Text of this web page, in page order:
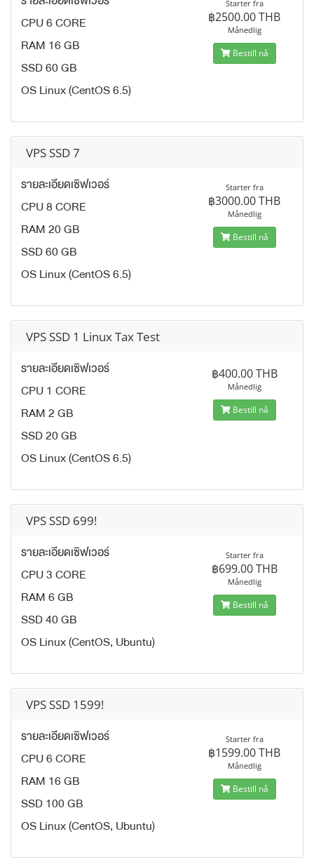
CPU 6 CORE
RAM 16 GB
SSD 60 GB
OS Linux (CentOS 6.5)
Starter fra
฿2500.00 THB
Månedlig
Bestill nå
VPS SSD 7
รายละเอียดเซิฟเวอร์
CPU 8 CORE
RAM 20 GB
SSD 60 GB
OS Linux (CentOS 6.5)
Starter fra
฿3000.00 THB
Månedlig
Bestill nå
VPS SSD 1 Linux Tax Test
รายละเอียดเซิฟเวอร์
CPU 1 CORE
RAM 2 GB
SSD 20 GB
OS Linux (CentOS 6.5)
฿400.00 THB
Månedlig
Bestill nå
VPS SSD 699!
รายละเอียดเซิฟเวอร์
CPU 3 CORE
RAM 6 GB
SSD 40 GB
OS Linux (CentOS, Ubuntu)
Starter fra
฿699.00 THB
Månedlig
Bestill nå
VPS SSD 1599!
รายละเอียดเซิฟเวอร์
CPU 6 CORE
RAM 16 GB
SSD 100 GB
OS Linux (CentOS, Ubuntu)
Starter fra
฿1599.00 THB
Månedlig
Bestill nå